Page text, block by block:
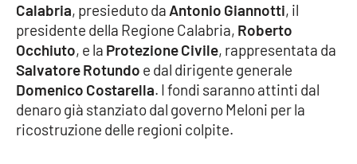
Cronaca
Cultura
Economia e Lavoro
Calabria, presieduto da Antonio Giannotti, il
presidente della Regione Calabria, Roberto
Occhiuto, e la Protezione Civile, rappresentata da
Salvatore Rotundo e dal dirigente generale
Domenico Costarella. I fondi saranno attinti dal
denaro già stanziato dal governo Meloni per la
ricostruzione delle regioni colpite.